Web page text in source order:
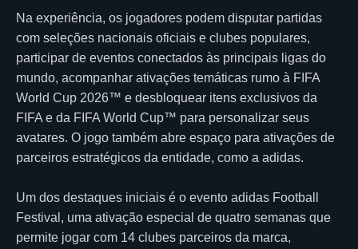
Na experiência, os jogadores podem disputar partidas
com seleções nacionais oficiais e clubes populares,
participar de eventos conectados às principais ligas do
mundo, acompanhar ativações temáticas rumo à FIFA
World Cup 2026™ e desbloquear itens exclusivos da
FIFA e da FIFA World Cup™ para personalizar seus
avatares. O jogo também abre espaço para ativações de
parceiros estratégicos da entidade, como a adidas.
Um dos destaques iniciais é o evento adidas Football
Festival, uma ativação especial de quatro semanas que
permite jogar com 14 clubes parceiros da marca,